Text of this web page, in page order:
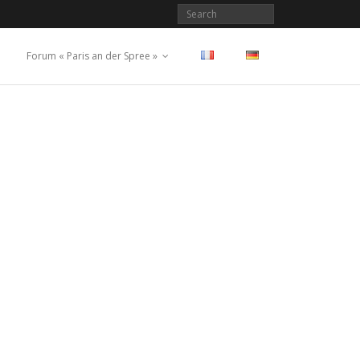
Forum « Paris an der Spree »